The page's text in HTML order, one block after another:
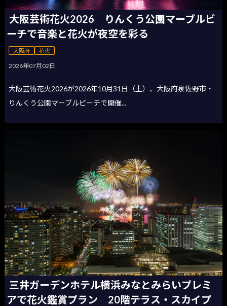
大阪芸術花火2026 りんくう公園マーブルビ
ーチで音楽と花火が夜空を彩る
大阪府 花火
2026年07月02日
大阪芸術花火2026が2026年10月31日（土）、大阪府泉佐野市・
りんくう公園マーブルビーチで開催...
三井ガーデンホテル横浜みなとみらいプレミ
アで花火鑑賞プラン 20階テラス・スカイプ